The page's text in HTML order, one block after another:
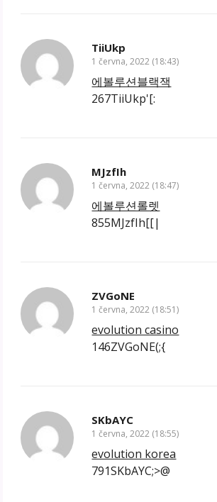
TiiUkp
1 června, 2022 (18:43)
에볼루션블랙잭
267TiiUkp'[:
MJzfIh
1 června, 2022 (18:47)
에볼루션롤렛
855MJzfIh[[|
ZVGoNE
1 června, 2022 (18:51)
evolution casino
146ZVGoNE(;{
SKbAYC
1 června, 2022 (18:55)
evolution korea
791SKbAYC;>@